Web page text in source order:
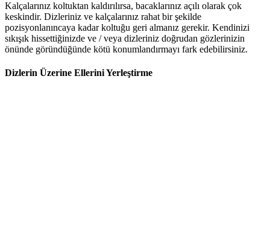
Kalçalarınız koltuktan kaldırılırsa, bacaklarınız açılı olarak çok
keskindir. Dizleriniz ve kalçalarınız rahat bir şekilde
pozisyonlanıncaya kadar koltuğu geri almanız gerekir. Kendinizi
sıkışık hissettiğinizde ve / veya dizleriniz doğrudan gözlerinizin
önünde göründüğünde kötü konumlandırmayı fark edebilirsiniz.
Dizlerin Üzerine Ellerini Yerleştirme